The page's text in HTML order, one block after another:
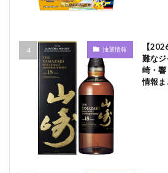
抽選情報
【
難なジ
崎・
情報ま